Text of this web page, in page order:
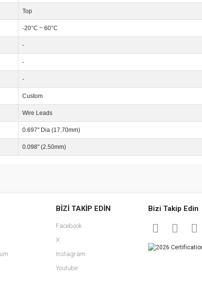
Top
-20°C ~ 60°C
-
-
-
Custom
Wire Leads
0.697" Dia (17.70mm)
0.098" (2.50mm)
BİZİ TAKİP EDİN
Facebook
X
Instagram
Youtube
Bizi Takip Edin